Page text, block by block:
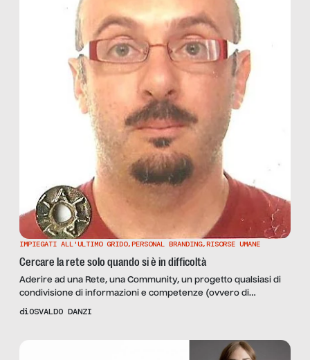
IMPIEGATI ALL'ULTIMO GRIDO,PERSONAL BRANDING,RISORSE UMANE
Cercare la rete solo quando si è in difficoltà
Aderire ad una Rete, una Community, un progetto qualsiasi di
condivisione di informazioni e competenze (ovvero di
networking) è un aspetto fondamentale che dovrebbe
ma anche per generare contatti e opportunitá quando avrai
diOSVALDO DANZI